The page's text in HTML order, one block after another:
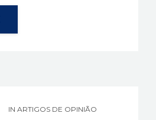
IN ARTIGOS DE OPINIÃO